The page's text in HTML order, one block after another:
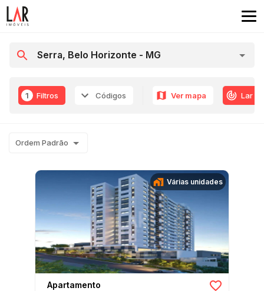
1 Filtros Códigos Ver mapa Lar
Ordem Padrão
Várias unidades
Apartamento